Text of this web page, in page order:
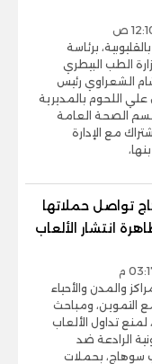
برئاسة
الطب البيطري
الشعراوي رئيس
علي اللحوم بالمديرية
الصحة العامة
مع الإدارة
تواصل حملاتها
انتشار الألعاب
والمدن والأحياء
التموين، ومباحث
تداول الألعاب
الرادعة ضد
سوهاج، بحملات